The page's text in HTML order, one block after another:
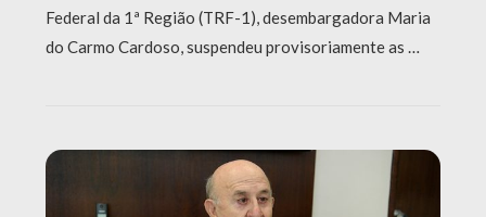
Federal da 1ª Região (TRF-1), desembargadora Maria
do Carmo Cardoso, suspendeu provisoriamente as …